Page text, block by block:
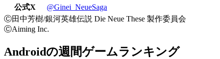
公式X
@Ginei_NeueSaga
Ⓒ田中芳樹/銀河英雄伝説 Die Neue These 製作委員会
ⒸAiming Inc.
Androidの週間ゲームランキング